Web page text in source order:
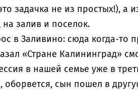
задачка не из простых!), а
залив и поселок.
в Заливино: сюда когда-то
«Стране Калининград»
в нашей семье уже в
оборвется, сын пошел в